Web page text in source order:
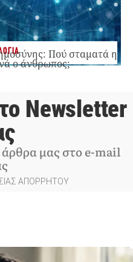
Πού σταματά η
ο άνθρωπος;
Newsletter
μας στο e-mail
ΑΠΟΡΡΗΤΟΥ